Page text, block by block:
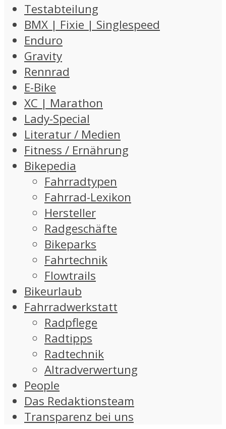
Testabteilung
BMX | Fixie | Singlespeed
Enduro
Gravity
Rennrad
E-Bike
XC | Marathon
Lady-Special
Literatur / Medien
Fitness / Ernährung
Bikepedia
Fahrradtypen
Fahrrad-Lexikon
Hersteller
Radgeschäfte
Bikeparks
Fahrtechnik
Flowtrails
Bikeurlaub
Fahrradwerkstatt
Radpflege
Radtipps
Radtechnik
Altradverwertung
People
Das Redaktionsteam
Transparenz bei uns